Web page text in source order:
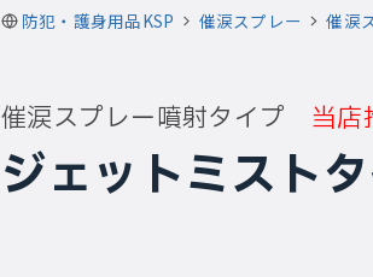
防犯・護身用品KSP 催涙スプレー 催涙
催涙スプレー噴射タイプ 当店
ジェットミスト